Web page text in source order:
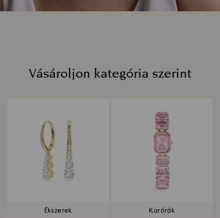
Vásároljon kategória szerint
Ékszerek Karórák